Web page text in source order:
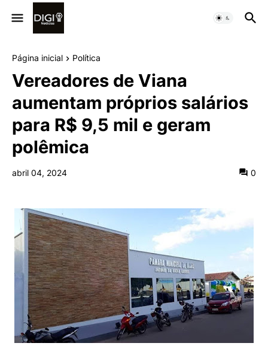
Página inicial Política
Vereadores de Viana
aumentam próprios salários
para R$ 9,5 mil e geram
polêmica
abril 04, 2024 0